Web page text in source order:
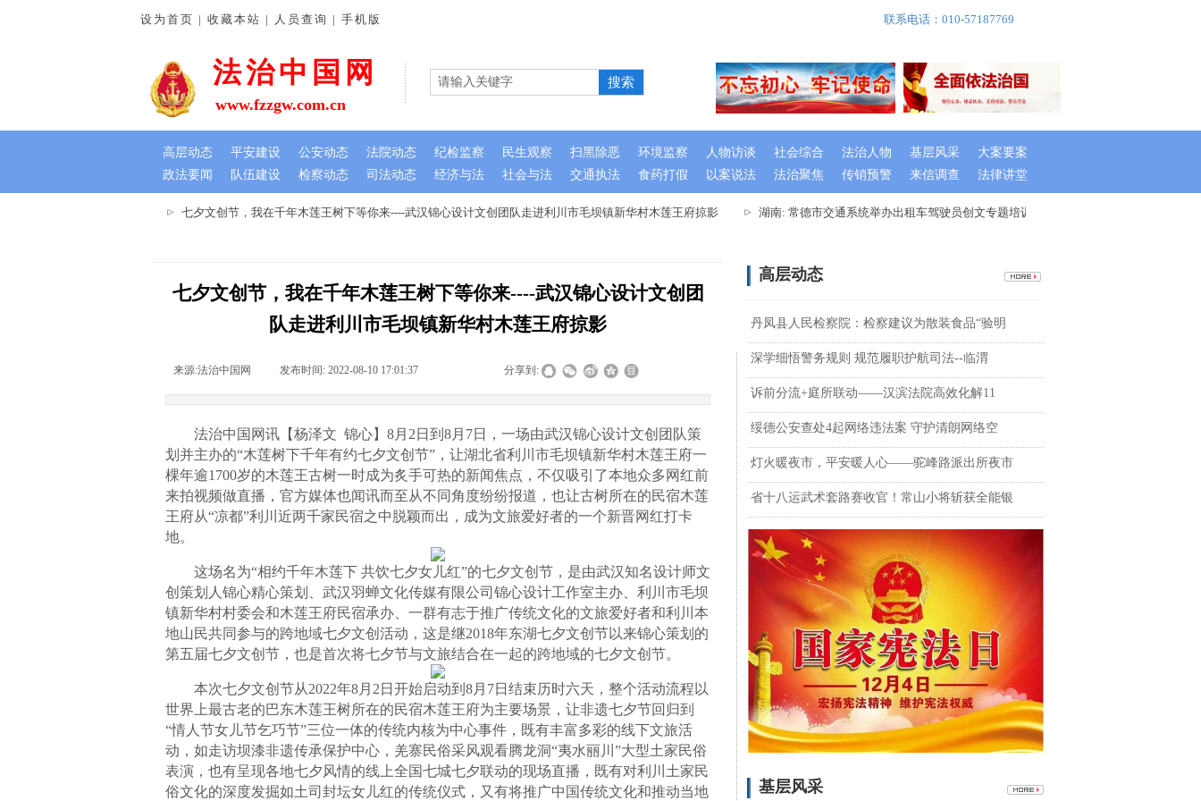
七夕文创节，我在千年木莲王树下等你来----武汉锦心设计文创团队走进利川市毛坝镇新华村木莲王府掠影 湖南: 常德市交通系统举办出租车驾驶员创文专题培训班
法治中国网
政法要闻 队伍建设 检察动态 司法动态 经济与法 社会与法 交通执法 食药打假 以案说法 法治聚焦 传销预警 来信调查 法律讲堂
设为首页 | 收藏本站 | 人员查询 | 手机版 联系电话：010-57187769
搜索
www.fzzgw.com.cn
高层动态 平安建设 公安动态 法院动态 纪检监察 民生观察 扫黑除恶 环境监察 人物访谈 社会综合 法治人物 基层风采 大案要案
高层动态
七夕文创节，我在千年木莲王树下等你来----武汉锦心设计文创团
队走进利川市毛坝镇新华村木莲王府掠影
来源:法治中国网 发布时间: 2022-08-10 17:01:37 分享到:
法治中国网讯 【杨泽文 锦心】 8月2日到8月7日，一场由武汉锦心设计文创团队策
划并主办的“木莲树下千年有约七夕文创节”，让湖北省利川市毛坝镇新华村木莲王府一
棵年逾1700岁的木莲王古树一时成为炙手可热的新闻焦点，不仅吸引了本地众多网红前
来拍视频做直播，官方媒体也闻讯而至从不同角度纷纷报道，也让古树所在的民宿木莲
王府从“凉都”利川近两千家民宿之中脱颖而出，成为文旅爱好者的一个新晋网红打卡
地。
这场名为“相约千年木莲下 共饮七夕女儿红”的七夕文创节，是由武汉知名设计师文
创策划人锦心精心策划、武汉羽蝉文化传媒有限公司锦心设计工作室主办、利川市毛坝
镇新华村村委会和木莲王府民宿承办、一群有志于推广传统文化的文旅爱好者和利川本
地山民共同参与的跨地域七夕文创活动，这是继2018年东湖七夕文创节以来锦心策划的
第五届七夕文创节，也是首次将七夕节与文旅结合在一起的跨地域的七夕文创节。
本次七夕文创节从2022年8月2日开始启动到8月7日结束历时六天，整个活动流程以
世界上最古老的巴东木莲王树所在的民宿木莲王府为主要场景，让非遗七夕节回归到
“情人节女儿节乞巧节”三位一体的传统内核为中心事件，既有丰富多彩的线下文旅活
动，如走访坝漆非遗传承保护中心，羌寨民俗采风观看腾龙洞“夷水丽川”大型土家民俗
表演，也有呈现各地七夕风情的线上全国七城七夕联动的现场直播，既有对利川土家民
俗文化的深度发掘如土司封坛女儿红的传统仪式，又有将推广中国传统文化和推动当地
丹凤县人民检察院：检察建议为散装食品“验明
深学细悟警务规则 规范履职护航司法--临渭
诉前分流+庭所联动——汉滨法院高效化解11
绥德公安查处4起网络违法案 守护清朗网络空
灯火暖夜市，平安暖人心——驼峰路派出所夜市
省十八运武术套路赛收官！常山小将斩获全能银
基层风采